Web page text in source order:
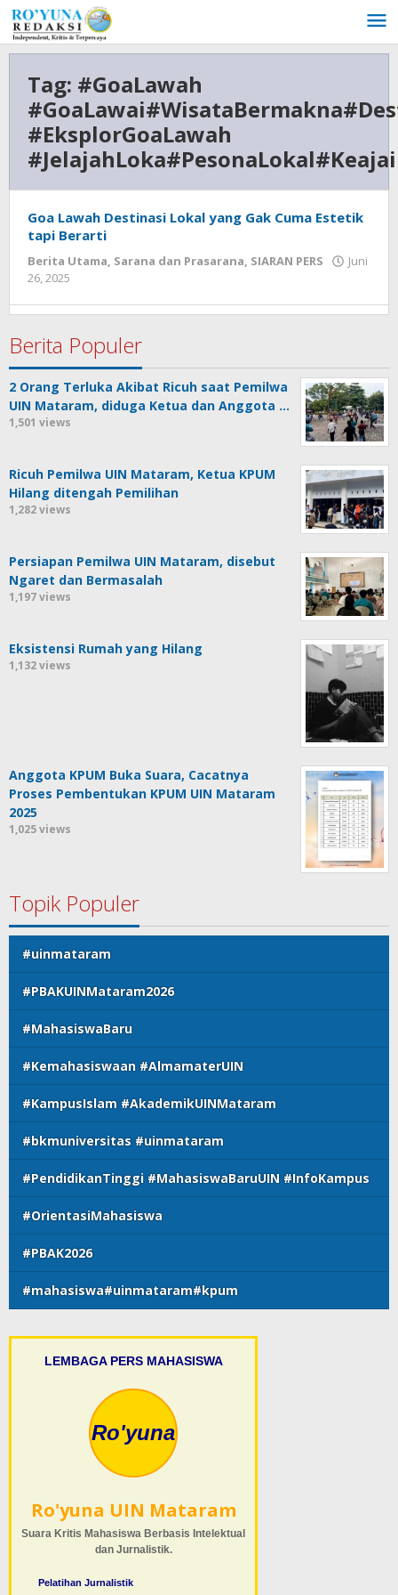
Lewati
ke
konten
Tag: #GoaLawah
#EksplorGoaLawah
Goa Lawah Destinasi Lokal yang Gak Cuma Estetik
tapi Berarti
Berita Utama, Sarana dan Prasarana, SIARAN PERS
Juni
26, 2025
Berita Populer
2 Orang Terluka Akibat Ricuh saat Pemilwa
UIN Mataram, diduga Ketua dan Anggota …
1,501 views
Ricuh Pemilwa UIN Mataram, Ketua KPUM
Hilang ditengah Pemilihan
1,282 views
Persiapan Pemilwa UIN Mataram, disebut
Ngaret dan Bermasalah
1,197 views
Eksistensi Rumah yang Hilang
1,132 views
Anggota KPUM Buka Suara, Cacatnya
Proses Pembentukan KPUM UIN Mataram
2025
1,025 views
Topik Populer
#uinmataram
#PBAKUINMataram2026
#MahasiswaBaru
#Kemahasiswaan #AlmamaterUIN
#KampusIslam #AkademikUINMataram
#bkmuniversitas #uinmataram
#PendidikanTinggi #MahasiswaBaruUIN #InfoKampus
#OrientasiMahasiswa
#PBAK2026
#mahasiswa#uinmataram#kpum
LEMBAGA PERS MAHASISWA
Ro'yuna
Ro'yuna UIN Mataram
Suara Kritis Mahasiswa Berbasis Intelektual
dan Jurnalistik.
Pelatihan Jurnalistik